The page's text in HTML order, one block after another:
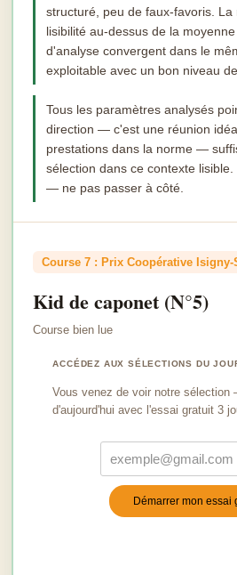
structuré, peu de faux-favoris.
lisibilité au-dessus de la
d'analyse convergent dans le
exploitable avec un bon niveau
Tous les paramètres analysés
direction — c'est une réunion
prestations dans la norme —
sélection dans ce contexte
— ne pas passer à côté.
Course 7 : Prix Coopérative Isigny-
Kid de caponet (N°5)
Course bien lue
ACCÉDEZ AUX SÉLECTIONS DU
Vous venez de voir notre
d'aujourd'hui avec l'essai gratuit 3
Démarrer mon essai